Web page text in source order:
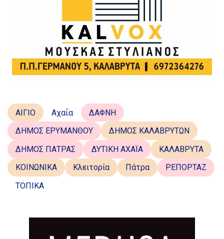
ΑΙΓΙΟ Αχαΐα
ΔΑΦΝΗ
ΔΗΜΟΣ ΕΡΥΜΑΝΘΟΥ
ΔΗΜΟΣ ΚΑΛΑΒΡΥΤΩΝ
ΔΗΜΟΣ ΠΑΤΡΑΣ
ΔΥΤΙΚΗ ΑΧΑΪΑ
ΚΑΛΑΒΡΥΤΑ
ΚΟΙΝΩΝΙΚΑ
Κλειτορία Πάτρα
ΡΕΠΟΡΤΑΖ
ΤΟΠΙΚΑ